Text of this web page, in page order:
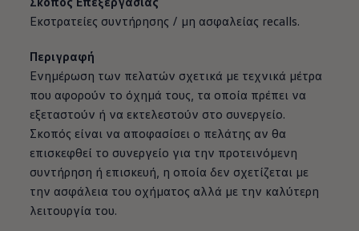
Εκστρατείες συντήρησης / μη ασφαλείας recalls.
Περιγραφή
Ενημέρωση των πελατών σχετικά με τεχνικά μέτρα
που αφορούν το όχημά τους, τα οποία πρέπει να
εξεταστούν ή να εκτελεστούν στο συνεργείο.
Σκοπός είναι να αποφασίσει ο πελάτης αν θα
επισκεφθεί το συνεργείο για την προτεινόμενη
συντήρηση ή επισκευή, η οποία δεν σχετίζεται με
την ασφάλεια του οχήματος αλλά με την καλύτερη
λειτουργία του.